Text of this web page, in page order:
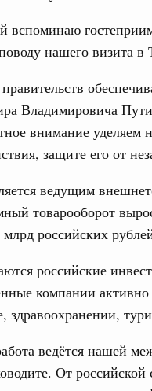
вспоминаю
нашего визита в
Владимировича
внимание уделяем
защите его от
ведущим
товарооборот
российских
российские
компании
здравоохранении,
ведётся нашей
От
Ярославскую
Федерации.
и обновили
территорий
сельских
заказчик»
более
и ликвидация их
заседание